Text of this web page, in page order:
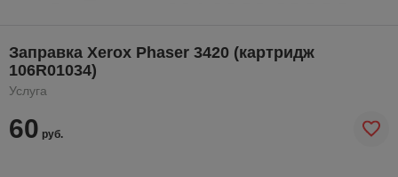
Заправка Xerox Phaser 3420 (картридж
106R01034)
Услуга
60 руб.